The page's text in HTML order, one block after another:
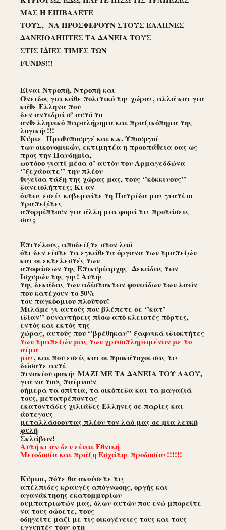
ΜΑΣ Ή ΕΠΙΒΑΛΕΤΕ
ΤΟΥΣ, ΝΑ ΠΡΟΣΦΕΡΟΥΝ ΣΤΟΥΣ ΕΛΛΗΝΕΣ
ΔΑΝΕΙΟΛΗΠΤΕΣ ΤΑ ΔΑΝΕΙΑ ΤΟΥΣ
ΣΤΙΣ ΙΔΙΕΣ ΤΙΜΕΣ ΤΩΝ
FUNDS!!!
Είναι Ντροπή, Ντροπή και
Όνειδος για κάθε πολιτικό της χώρας, αλλά και για
κάθε Έλληνα που
δεν αντιδράσ’ αυτό το
ανθελληνικό παραλήρημα και πραξικόπημα της
λογικής!!!
Κύριε Πρωθυπουργέ και κ.κ. Υπουργοί
των οικονομικών, εκτιμητέα η προσπάθεια σας ως
προς την Πανδημία,
ωστόσο γιατί μέσα σ’ αυτόν τον Αρμαγεδδώνα
‘’ξεχάσατε’’ την πλέον
θιγείσα τάξη της χώρας μας, τους ‘’κόκκινους’’
δανειολήπτες; Κι αν
όντως εσείς κυβερνάτε τη Πατρίδα μας γιατί οι
τραπεζίτες
απορρίπτουν για άλλη μια φορά τις προτάσεις
σας;
Επιτέλους, αποδείξτε στον λαό
ότι δεν είστε τα εγκάθετα όργανα των τραπεζών
και οι εκτελεστές των
αποφάσεων της Επικυρίαρχης Δεκάδας των
Ισχυρών της γης! Aυτής
της δεκάδας των αδίστακτων φονιάδων των λαών
που κατέχουν το 50%
του παγκόσμιου πλούτου!
Μιλάμε γι αυτούς που βλέπετε σε ‘’κατ’
ιδίαν’’ συναντήσεις πίσω από κλειστές πόρτες,
εντός και εκτός της
χώρας, αυτούς που ‘’βρέθηκαν’’ ξαφνικά ιδιοκτήτες
των τραπεζών μας των χρυσοπληρωμένων με το
αίμα
μας,και που εσείς και οι προκάτοχοι σας τις
δώσατε αντί
πινακίου φακής ΜΑΖΙ ΜΕ ΤΑ ΔΑΝΕΙΑ ΤΟΥ ΛΑΟΥ,
για να τους παίρνουν
σήμερα τα σπίτια, τα οικόπεδα και τα μαγαζιά
τους, μετατρέποντας
εκατοντάδες χιλιάδες Έλληνες σε παρίες και
άστεγους
μεταλλάσσοντας πλέον τον λαό μας σε μια λευκή
φυλή
Σκλάβων!
Αυτή κι αν δεν είναι Εθνική
Μειοδοσία και πράξη Εσχάτης προδοσίας!!!!!!
Κύριοι, πότε θα ακούσετε τις
απέλπιδες κραυγές απόγνωσης, οργής και
αγανάκτησης εκατομμυρίων
συμπατριωτών μας, όλων αυτών που ενώ μπορείτε
να τους σώσετε, τους
οδηγείτε μαζί με τις οικογένειες τους και τους
εγγυητές τους στη